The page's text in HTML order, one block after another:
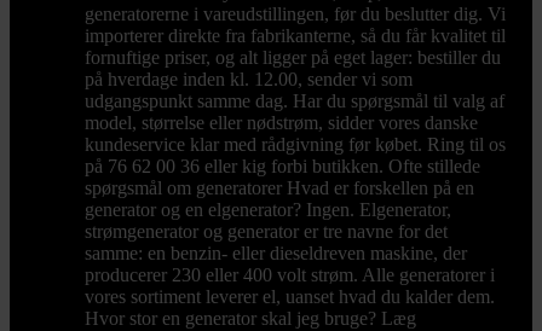
generatorerne i vareudstillingen, før du beslutter dig. Vi
importerer direkte fra fabrikanterne, så du får kvalitet til
fornuftige priser, og alt ligger på eget lager: bestiller du
på hverdage inden kl. 12.00, sender vi som
udgangspunkt samme dag. Har du spørgsmål til valg af
model, størrelse eller nødstrøm, sidder vores danske
kundeservice klar med rådgivning før købet. Ring til os
på 76 62 00 36 eller kig forbi butikken. Ofte stillede
spørgsmål om generatorer Hvad er forskellen på en
generator og en elgenerator? Ingen. Elgenerator,
strømgenerator og generator er tre navne for det
samme: en benzin- eller dieseldreven maskine, der
producerer 230 eller 400 volt strøm. Alle generatorer i
vores sortiment leverer el, uanset hvad du kalder dem.
Hvor stor en generator skal jeg bruge? Læg